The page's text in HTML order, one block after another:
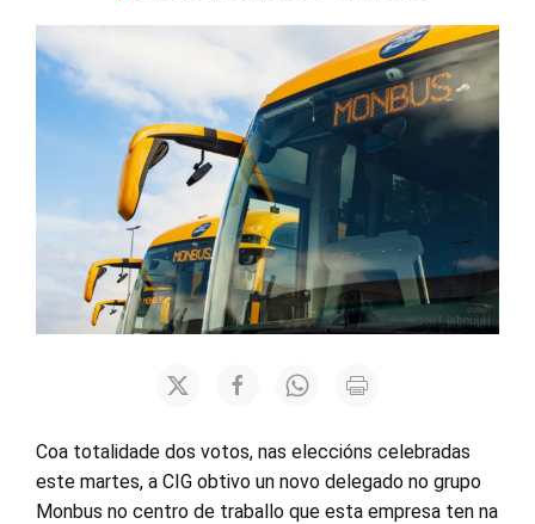
Coa totalidade dos votos, nas eleccións celebradas
este martes, a CIG obtivo un novo delegado no grupo
Monbus no centro de traballo que esta empresa ten na